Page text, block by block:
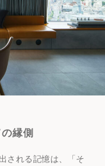
縁側
される記憶は、「そ